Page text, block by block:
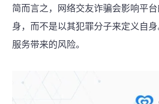
简而言之，网络交友诈骗会影响平
身，而不是以其犯罪分子来定义自身
服务带来的风险。